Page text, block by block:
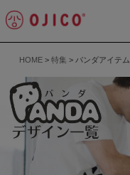
HOME 特集 パンダアイテム